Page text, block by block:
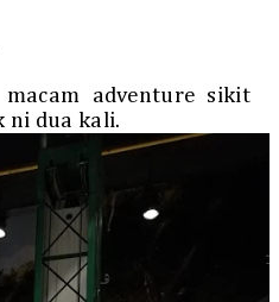
adventure sikit
ni dua kali.